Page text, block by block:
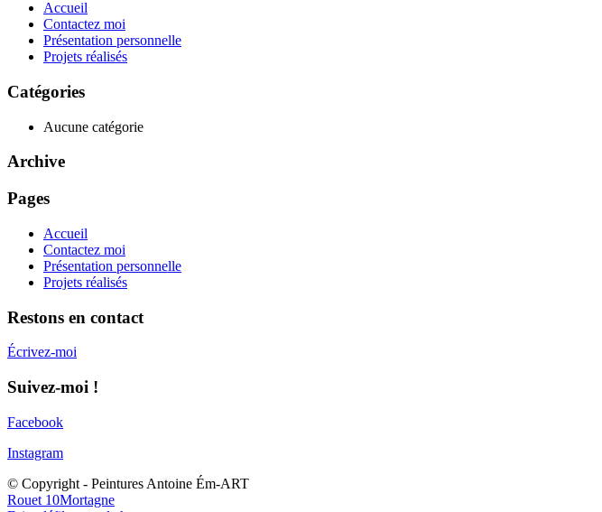
Accueil
Contactez moi
Présentation personnelle
Projets réalisés
Catégories
Aucune catégorie
Archive
Pages
Accueil
Contactez moi
Présentation personnelle
Projets réalisés
Restons en contact
Écrivez-moi
Suivez-moi !
Facebook
Instagram
© Copyright - Peintures Antoine Ém-ART
Rouet 10Mortagne